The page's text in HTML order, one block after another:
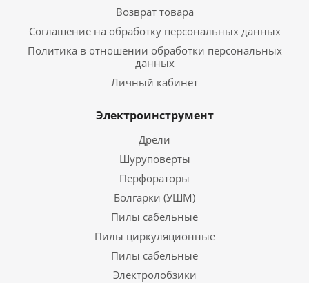
Возврат товара
Соглашение на обработку персональных данных
Политика в отношении обработки персональных
данных
Личный кабинет
Электроинструмент
Дрели
Шуруповерты
Перфораторы
Болгарки (УШМ)
Пилы сабельные
Пилы циркуляционные
Пилы сабельные
Электролобзики